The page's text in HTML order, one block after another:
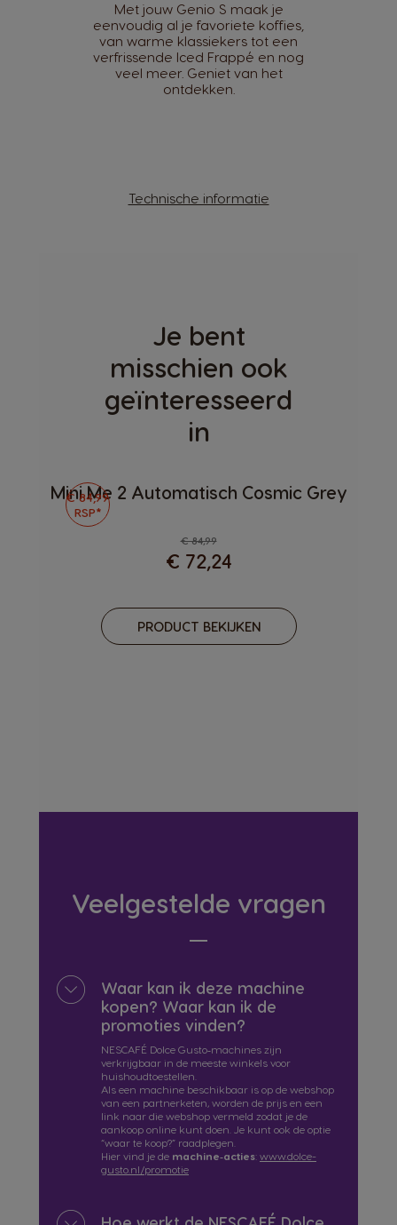
Met jouw Genio S maak je
eenvoudig al je favoriete koffies,
van warme klassiekers tot een
verfrissende Iced Frappé en nog
veel meer. Geniet van het
ontdekken.
Technische informatie
Je bent
misschien ook
geïnteresseerd
in
€ 84,99
RSP*
Mini Me 2 Automatisch Cosmic Grey
€ 84,99
€ 72,24
PRODUCT BEKIJKEN
Veelgestelde vragen
Waar kan ik deze machine
kopen? Waar kan ik de
promoties vinden?
NESCAFÉ Dolce Gusto‑machines zijn
verkrijgbaar in de meeste winkels voor
huishoudtoestellen.
Als een machine beschikbaar is op de webshop
van een partnerketen, worden de prijs en een
link naar die webshop vermeld zodat je de
aankoop online kunt doen. Je kunt ook de optie
“waar te koop?” raadplegen.
Hier vind je de machine‑acties: www.dolce-
gusto.nl/promotie